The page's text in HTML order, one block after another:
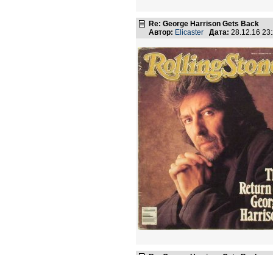
Re: George Harrison Gets Back
Автор: Elicaster Дата: 28.12.16